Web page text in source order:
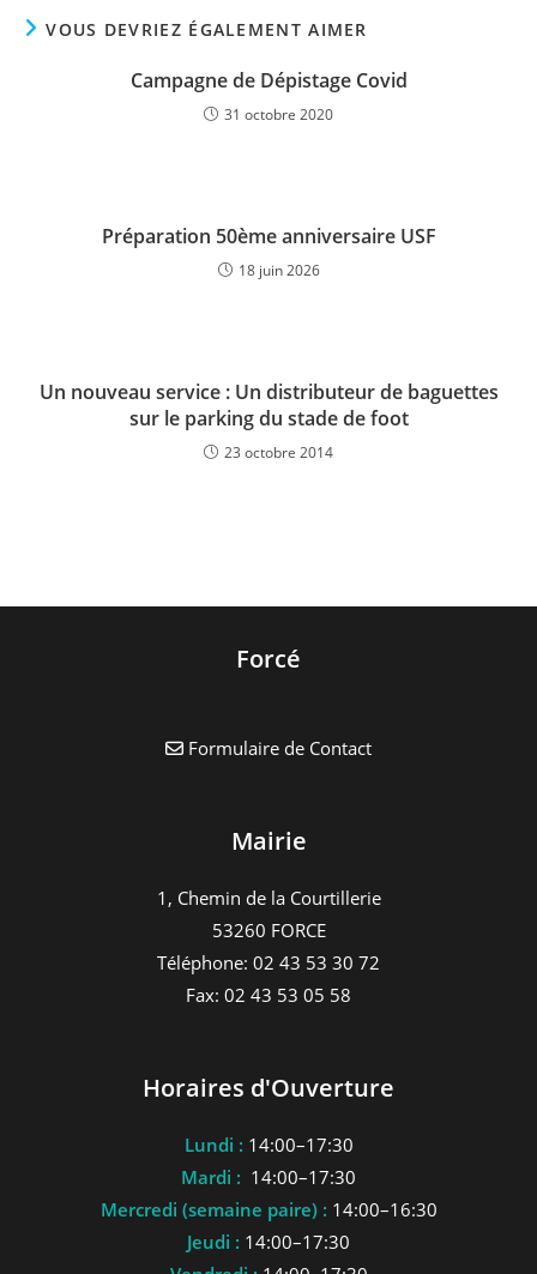
VOUS DEVRIEZ ÉGALEMENT AIMER
Campagne de Dépistage Covid
31 octobre 2020
Préparation 50ème anniversaire USF
18 juin 2026
Un nouveau service : Un distributeur de baguettes
sur le parking du stade de foot
23 octobre 2014
Forcé
Formulaire de Contact
Mairie
1, Chemin de la Courtillerie
53260 FORCE
Téléphone: 02 43 53 30 72
Fax: 02 43 53 05 58
Horaires d'Ouverture
Lundi : 14:00–17:30
Mardi : 14:00–17:30
Mercredi (semaine paire) : 14:00–16:30
Jeudi : 14:00–17:30